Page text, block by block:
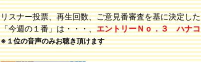
リスナー投票、再生回数、ご意見番審査を基に決定した
「今週の１番」は・・・、エントリーＮｏ．３ ハナコ
※１位の音声のみお聴き頂けます